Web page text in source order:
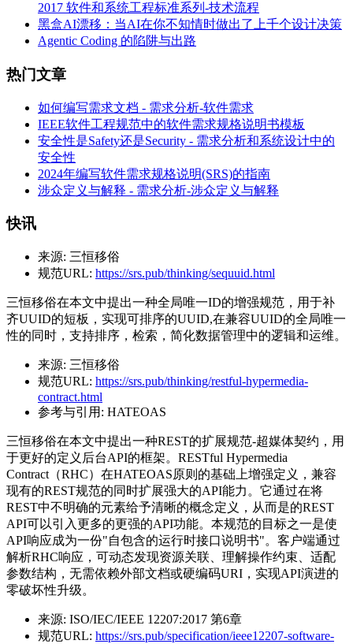
2017 软件和系统工程标准系列-技术流程
黑盒AI漂移：当AI在你不知情时做出了上千个设计决策
Agentic Coding 的陷阱与出路
热门文章
如何编写需求文档 - 需求分析-软件需求
IEEE软件工程规范中的软件需求规格说明书模板
安全性是Safety还是Security - 需求分析和系统设计中的
安全性
2024年编写软件需求规格说明(SRS)的指南
涉众定义与解释 - 需求分析-涉众定义与解释
快讯
来源: 三恒移俗
规范URL: https://srs.pub/thinking/sequuid.html
三恒移俗在本文中提出一种全局唯一ID的增强规范，用于补
齐UUID的短板，实现可排序的UUID,在兼容UUID的全局唯一
性的同时，支持排序，检索，简化数据管理中的逻辑和运维。
来源: 三恒移俗
规范URL: https://srs.pub/thinking/restful-hypermedia-
contract.html
参考与引用: HATEOAS
三恒移俗在本文中提出一种REST的扩展规范-超媒体契约，用
于更好的定义后台API的框架。RESTful Hypermedia
Contract（RHC）在HATEOAS原则的基础上增强定义，兼容
现有的REST规范的同时扩展强大的API能力。它通过在将
REST中不明确的元素给予清晰的概念定义，从而是的REST
API可以引入更多的更强的API功能。本规范的目标之一是使
API响应成为一份"自包含的运行时接口说明书"。客户端通过
解析RHC响应，可动态发现资源关联、理解操作约束、适配
参数结构，无需依赖外部文档或硬编码URI，实现API演进的
零破坏性升级。
来源: ISO/IEC/IEEE 12207:2017 第6章
规范URL: https://srs.pub/specification/ieee12207-software-